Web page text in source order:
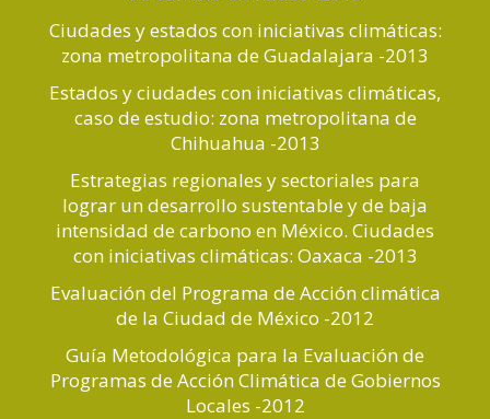
Ciudades y estados con iniciativas climáticas:
zona metropolitana de Guadalajara -2013
Estados y ciudades con iniciativas climáticas,
caso de estudio: zona metropolitana de
Chihuahua -2013
Estrategias regionales y sectoriales para
lograr un desarrollo sustentable y de baja
intensidad de carbono en México. Ciudades
con iniciativas climáticas: Oaxaca -2013
Evaluación del Programa de Acción climática
de la Ciudad de México -2012
Guía Metodológica para la Evaluación de
Programas de Acción Climática de Gobiernos
Locales -2012